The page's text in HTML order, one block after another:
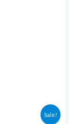
Sale!
Trenutna
cena